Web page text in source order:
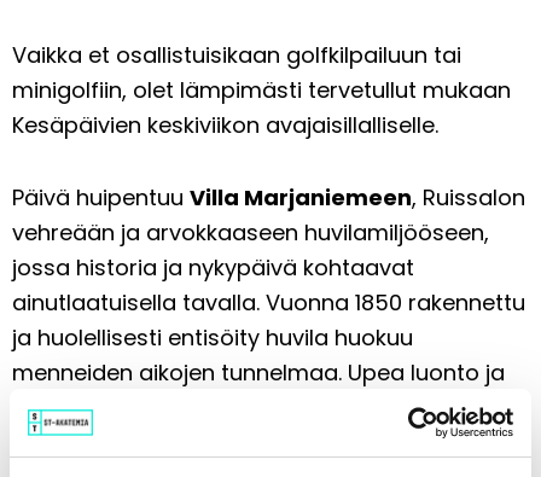
Vaikka et osallistuisikaan golfkilpailuun tai
minigolfiin, olet lämpimästi tervetullut mukaan
Kesäpäivien keskiviikon avajaisillalliselle.
Päivä huipentuu Villa Marjaniemeen, Ruissalon
vehreään ja arvokkaaseen huvilamiljööseen,
jossa historia ja nykypäivä kohtaavat
ainutlaatuisella tavalla. Vuonna 1850 rakennettu
ja huolellisesti entisöity huvila huokuu
menneiden aikojen tunnelmaa. Upea luonto ja
ajaton miljöö irrottavat hetkeksi arjesta ja
kutsuvat viihtymään.